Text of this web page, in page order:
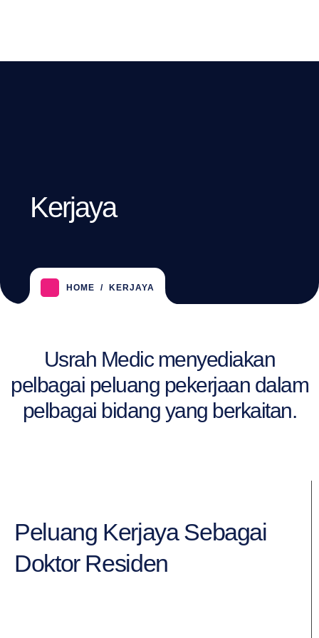
Kerjaya
HOME KERJAYA
Usrah Medic menyediakan
pelbagai peluang pekerjaan dalam
pelbagai bidang yang berkaitan.
Peluang Kerjaya Sebagai
Doktor Residen